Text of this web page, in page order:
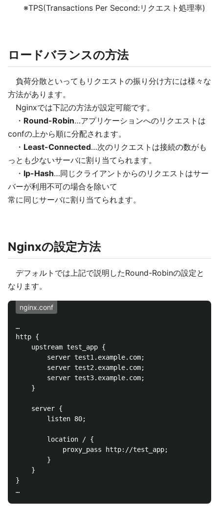
※TPS(Transactions Per Second:リクエスト処理率)
ロードバランスの方法
負荷分散といってもリクエストの振り分け方には様々な
方法があります。
Nginxでは下記の方法が設定可能です。
・ Round-Robin…アプリケーションへのリクエストは
confの上から順に分配されます。
・ Least-Connected…次のリクエストは接続の数がも
っとも少ないサーバに割り当てられます。
・ Ip-Hash…同じクライアントからのリクエストはサー
バーが利用不可の場合を除いて
常に同じサーバに割り当てられます。
Nginxの設定方法
デフォルトでは上記で説明したRound-Robinの設定と
なります。
nginx.conf
…
http {
    upstream test_app {
        server test1.example.com;
        server test2.example.com;
        server test3.example.com;
    }
    server {
        listen 80;
        location / {
            proxy_pass http://test_app;
        }
    }
}